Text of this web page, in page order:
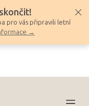
pro vás připravili letní
→